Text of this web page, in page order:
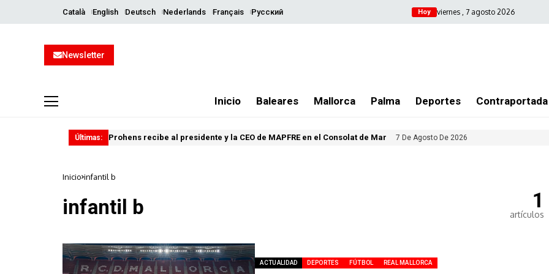
Català English Deutsch Nederlands Français Русский Hoy viernes , 7 agosto 2026
Newsletter
Inicio Baleares Mallorca Palma Deportes Contraportada
Últimas: Prohens recibe al presidente y la CEO de MAPFRE en el Consolat de Mar 7 De Agosto De 2026
Inicio infantil b
infantil b 1
artículos
ACTUALIDAD DEPORTES FÚTBOL REAL MALLORCA